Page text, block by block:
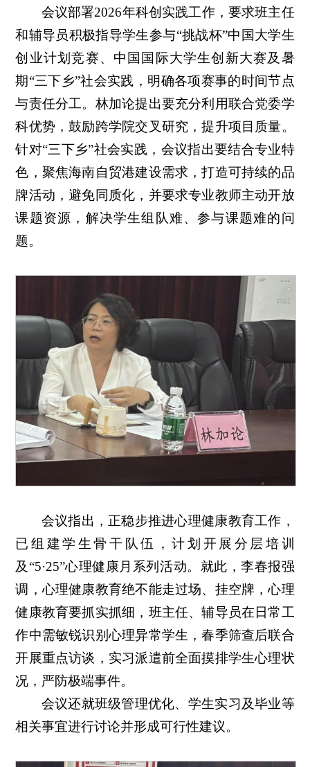
会议部署2026年科创实践工作，要求班主任
和辅导员积极指导学生参与“挑战杯”中国大学生
创业计划竞赛、中国国际大学生创新大赛及暑
期“三下乡”社会实践，明确各项赛事的时间节点
与责任分工。林加论提出要充分利用联合党委学
科优势，鼓励跨学院交叉研究，提升项目质量。
针对“三下乡”社会实践，会议指出要结合专业特
色，聚焦海南自贸港建设需求，打造可持续的品
牌活动，避免同质化，并要求专业教师主动开放
课题资源，解决学生组队难、参与课题难的问
题。
会议指出，正稳步推进心理健康教育工作，
已组建学生骨干队伍，计划开展分层培训
及“5·25”心理健康月系列活动。就此，李春报强
调，心理健康教育绝不能走过场、挂空牌，心理
健康教育要抓实抓细，班主任、辅导员在日常工
作中需敏锐识别心理异常学生，春季筛查后联合
开展重点访谈，实习派遣前全面摸排学生心理状
况，严防极端事件。
会议还就班级管理优化、学生实习及毕业等
相关事宜进行讨论并形成可行性建议。